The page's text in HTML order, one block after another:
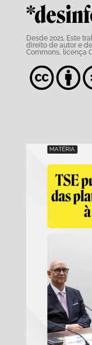
Desde 2021. Este
direito de autor e
Commons, licença